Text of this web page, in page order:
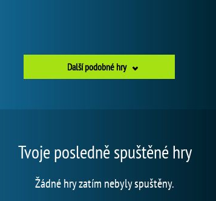
Další podobné hry
Tvoje posledně spuštěné hry
Žádné hry zatím nebyly spuštěny.